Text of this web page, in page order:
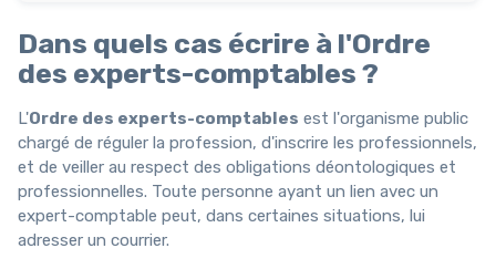
Dans quels cas écrire à l'Ordre
des experts-comptables ?
L'Ordre des experts-comptables est l'organisme public
chargé de réguler la profession, d'inscrire les professionnels,
et de veiller au respect des obligations déontologiques et
professionnelles. Toute personne ayant un lien avec un
expert-comptable peut, dans certaines situations, lui
adresser un courrier.